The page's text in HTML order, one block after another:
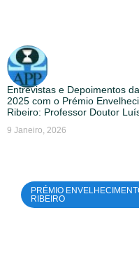
Entrevistas e Depoimentos
2025 com o Prémio
Ribeiro: Professor Doutor
9 Janeiro, 2026
PRÉMIO
RIBEIRO